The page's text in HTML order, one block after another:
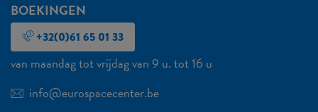
BOEKINGEN
+32(0)61 65 01 33
van maandag tot vrijdag van 9 u. tot 16 u
info@eurospacecenter.be